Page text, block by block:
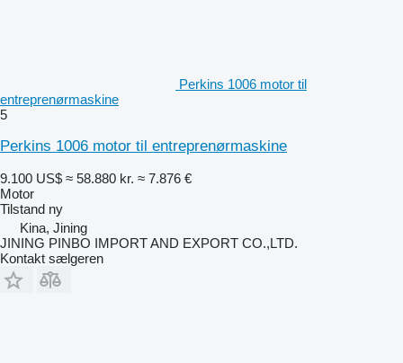
Perkins 1006 motor til
entreprenørmaskine
5
Perkins 1006 motor til entreprenørmaskine
9.100 US$ ≈ 58.880 kr. ≈ 7.876 €
Motor
Tilstand ny
Kina, Jining
JINING PINBO IMPORT AND EXPORT CO.,LTD.
Kontakt sælgeren